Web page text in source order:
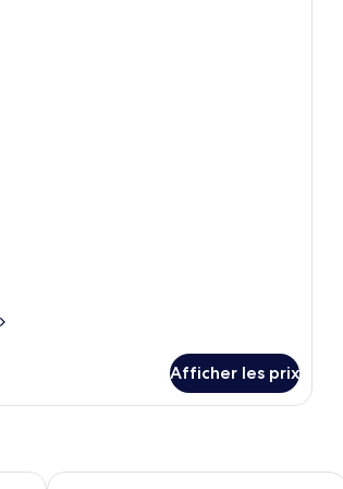
Afficher les prix
Grand Times Hotel Laval -